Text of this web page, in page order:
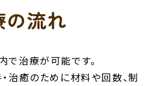
の流れ
治療が可能です。
治癒のために材料や回数、制